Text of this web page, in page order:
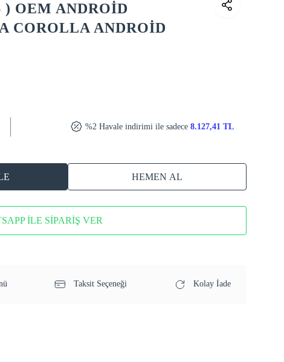
) OEM ANDROİD
COROLLA ANDROİD
%2 Havale indirimi ile sadece 8.127,41 TL
HEMEN AL
İLE SİPARİŞ VER
Taksit Seçeneği Kolay İade